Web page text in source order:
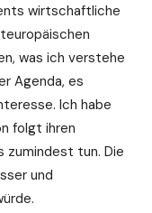
wirtschaftliche
was ich verstehe
Agenda, es
Ich habe
folgt ihren
zumindest tun. Die
und